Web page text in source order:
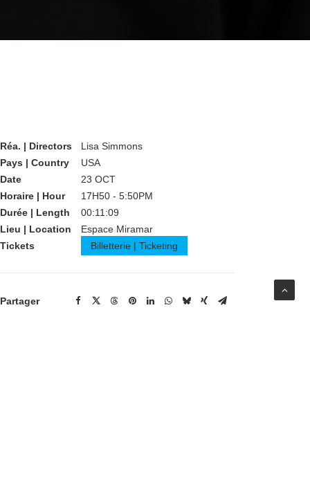
Réa. | Directors
Lisa Simmons
Pays | Country
USA
Date
23 OCT
Horaire | Hour
17H50 - 5:50PM
Durée | Length
00:11:09
Lieu | Location
Espace Miramar
Tickets
Billetterie | Ticketing
Partager